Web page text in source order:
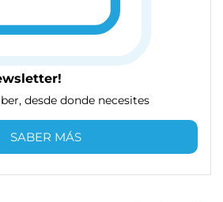
desde donde necesites
SABER MÁS